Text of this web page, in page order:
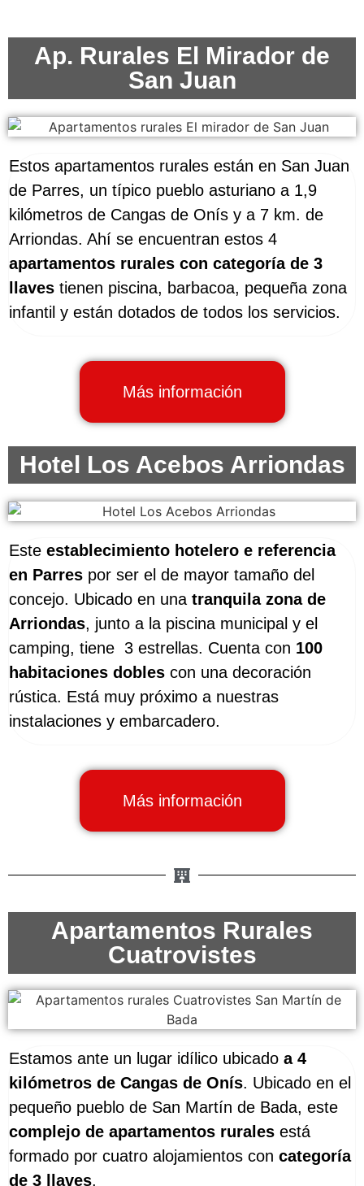
Ap. Rurales El Mirador de
San Juan
Estos apartamentos rurales están en San Juan
de Parres, un típico pueblo asturiano a 1,9
kilómetros de Cangas de Onís y a 7 km. de
Arriondas. Ahí se encuentran estos 4
apartamentos rurales con categoría de 3
llaves tienen piscina, barbacoa, pequeña zona
infantil y están dotados de todos los servicios.
Más información
Hotel Los Acebos Arriondas
Este establecimiento hotelero e referencia
en Parres por ser el de mayor tamaño del
concejo. Ubicado en una tranquila zona de
Arriondas, junto a la piscina municipal y el
camping, tiene 3 estrellas. Cuenta con 100
habitaciones dobles con una decoración
rústica. Está muy próximo a nuestras
instalaciones y embarcadero.
Más información
Apartamentos Rurales
Cuatrovistes
Estamos ante un lugar idílico ubicado a 4
kilómetros de Cangas de Onís. Ubicado en el
pequeño pueblo de San Martín de Bada, este
complejo de apartamentos rurales está
formado por cuatro alojamientos con categoría
de 3 llaves.